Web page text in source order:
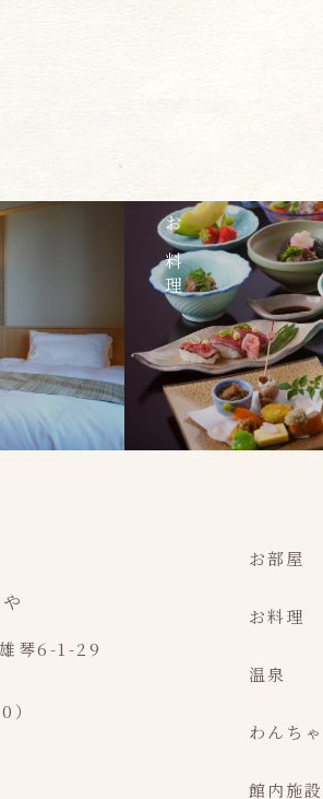
お料理
琴6-1-29
お部屋
お料理
温泉
わんち
館内施